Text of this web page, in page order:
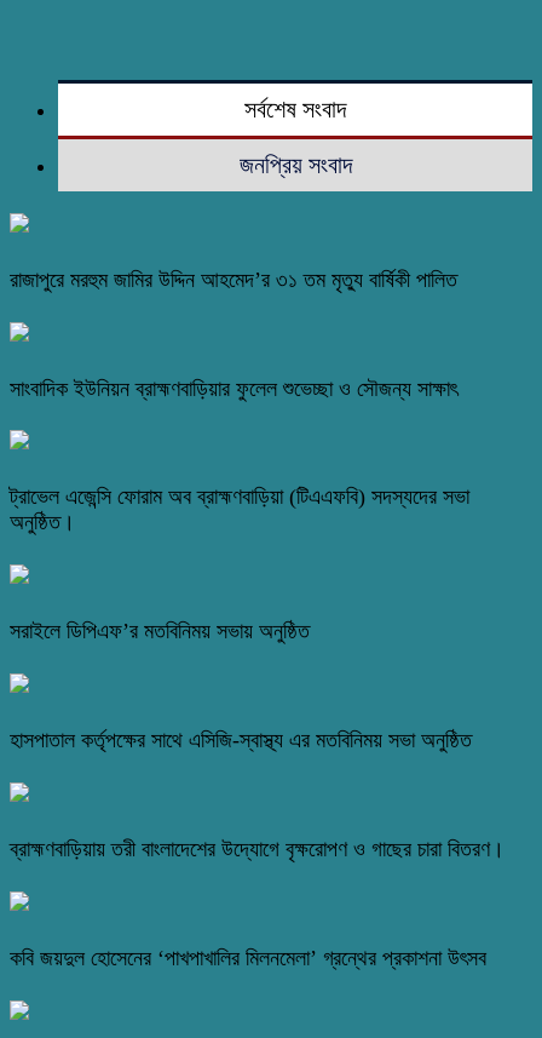
সর্বশেষ সংবাদ
জনপ্রিয় সংবাদ
রাজাপুরে মরহুম জামির উদ্দিন আহমেদ’র ৩১ তম মৃত্যু বার্ষিকী পালিত
সাংবাদিক ইউনিয়ন ব্রাহ্মণবাড়িয়ার ফুলেল শুভেচ্ছা ও সৌজন্য সাক্ষাৎ
ট্রাভেল এজেন্সি ফোরাম অব ব্রাহ্মণবাড়িয়া (টিএএফবি) সদস্যদের সভা
অনুষ্ঠিত।
সরাইলে ডিপিএফ’র মতবিনিময় সভায় অনুষ্ঠিত
হাসপাতাল কর্তৃপক্ষের সাথে এসিজি-স্বাস্থ্য এর মতবিনিময় সভা অনুষ্ঠিত
ব্রাহ্মণবাড়িয়ায় তরী বাংলাদেশের উদ্যোগে বৃক্ষরোপণ ও গাছের চারা বিতরণ।
কবি জয়দুল হোসেনের ‘পাখপাখালির মিলনমেলা’ গ্রন্থের প্রকাশনা উৎসব